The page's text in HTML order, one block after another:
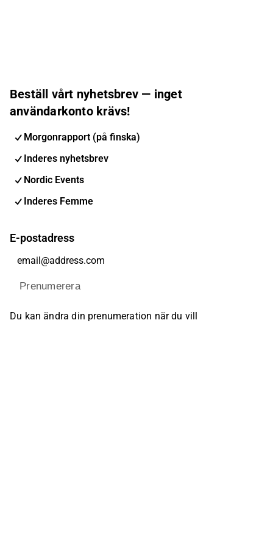
Beställ vårt nyhetsbrev — inget
användarkonto krävs!
Morgonrapport (på finska)
Inderes nyhetsbrev
Nordic Events
Inderes Femme
E-postadress
Prenumerera
Du kan ändra din prenumeration när du vill